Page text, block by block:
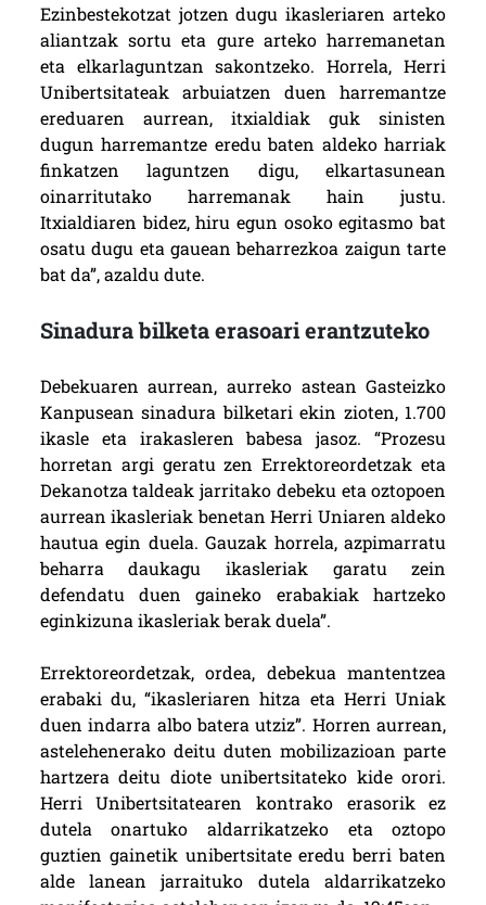
Ezinbestekotzat jotzen dugu ikasleriaren arteko
aliantzak sortu eta gure arteko harremanetan
eta elkarlaguntzan sakontzeko. Horrela, Herri
Unibertsitateak arbuiatzen duen harremantze
ereduaren aurrean, itxialdiak guk sinisten
dugun harremantze eredu baten aldeko harriak
finkatzen laguntzen digu, elkartasunean
oinarritutako harremanak hain justu.
Itxialdiaren bidez, hiru egun osoko egitasmo bat
osatu dugu eta gauean beharrezkoa zaigun tarte
bat da”, azaldu dute.
Sinadura bilketa erasoari erantzuteko
Debekuaren aurrean, aurreko astean Gasteizko
Kanpusean sinadura bilketari ekin zioten, 1.700
ikasle eta irakasleren babesa jasoz. “Prozesu
horretan argi geratu zen Errektoreordetzak eta
Dekanotza taldeak jarritako debeku eta oztopoen
aurrean ikasleriak benetan Herri Uniaren aldeko
hautua egin duela. Gauzak horrela, azpimarratu
beharra daukagu ikasleriak garatu zein
defendatu duen gaineko erabakiak hartzeko
eginkizuna ikasleriak berak duela”.
Errektoreordetzak, ordea, debekua mantentzea
erabaki du, “ikasleriaren hitza eta Herri Uniak
duen indarra albo batera utziz”. Horren aurrean,
astelehenerako deitu duten mobilizazioan parte
hartzera deitu diote unibertsitateko kide orori.
Herri Unibertsitatearen kontrako erasorik ez
dutela onartuko aldarrikatzeko eta oztopo
guztien gainetik unibertsitate eredu berri baten
alde lanean jarraituko dutela aldarrikatzeko